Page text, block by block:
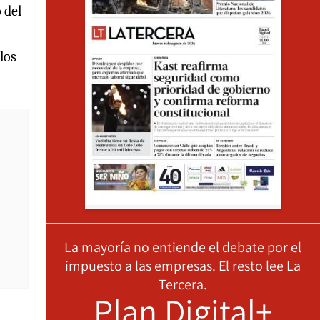
del
La mayoría no entiende el debate por el
impuesto a las empresas. El resto lee La
Tercera.
Plan Digital+